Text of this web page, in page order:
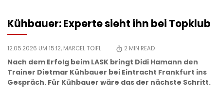
Kühbauer: Experte sieht ihn bei Topklub
12.05.2026 UM 15:12, MARCEL TOIFL 2 MIN READ
Nach dem Erfolg beim LASK bringt Didi Hamann den
Trainer Dietmar Kühbauer bei Eintracht Frankfurt ins
Gespräch. Für Kühbauer wäre das der nächste Schritt.